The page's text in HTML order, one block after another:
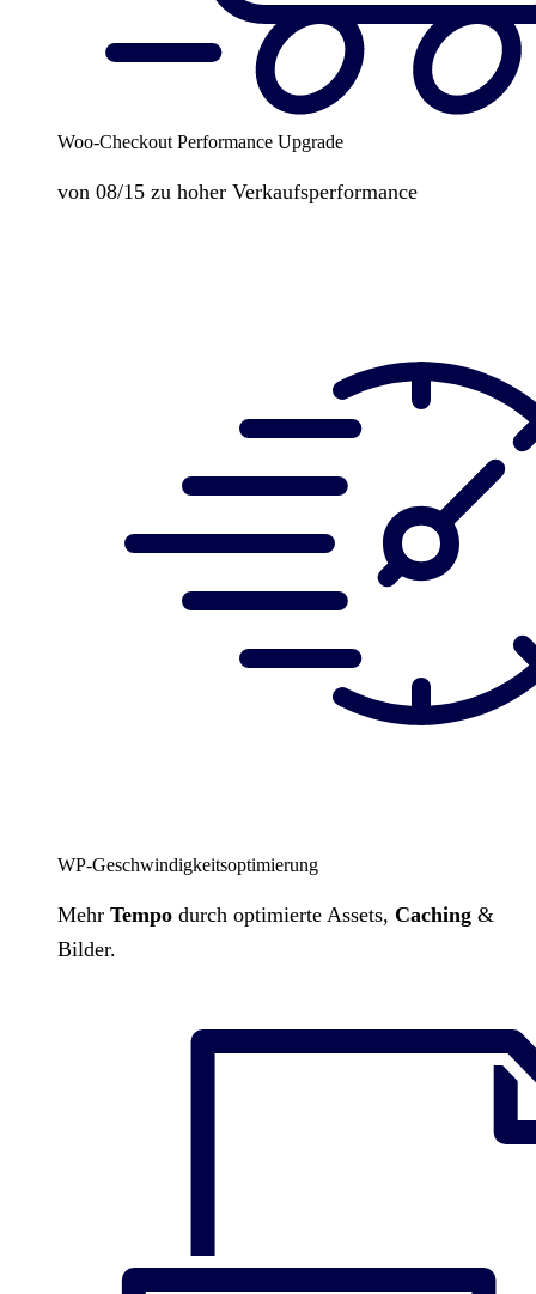
Woo-Checkout Performance Upgrade
von 08/15 zu hoher Verkaufsperformance
WP-Geschwindigkeitsoptimierung
Mehr Tempo durch optimierte Assets, Caching &
Bilder.